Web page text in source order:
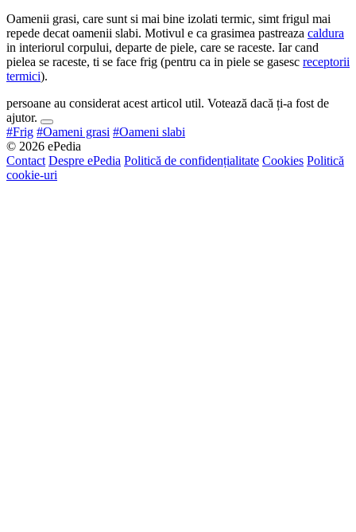
Oamenii grasi, care sunt si mai bine izolati termic, simt frigul mai
repede decat oamenii slabi. Motivul e ca grasimea pastreaza caldura
in interiorul corpului, departe de piele, care se raceste. Iar cand
pielea se raceste, ti se face frig (pentru ca in piele se gasesc receptorii
termici).
persoane au considerat acest articol util. Votează dacă ți-a fost de
ajutor.
#Frig #Oameni grasi #Oameni slabi
© 2026 ePedia
Contact Despre ePedia Politică de confidențialitate Cookies Politică
cookie-uri